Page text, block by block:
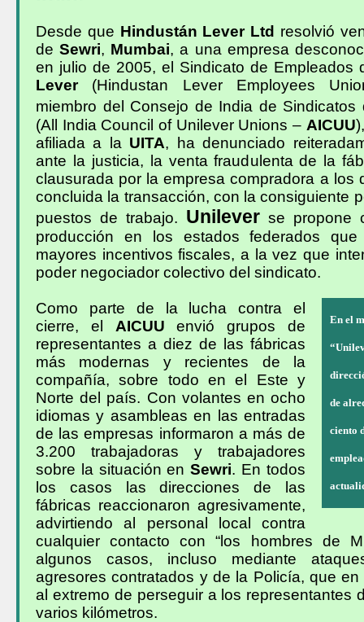
Desde que Hindustán Lever Ltd resolvió
deSewri, Mumbai, a una empresa
en julio de 2005, el Sindicato de Empleados
Lever(Hindustan Lever Employees
miembro del Consejo de India de
(All India Council of Unilever Unions – AICUU
afiliada a la UITA, ha denunciado
ante la justicia, la venta fraudulenta de la
clausurada por la empresa compradora a los
concluida la transacción, con la consiguiente
puestos de trabajo. Unilever se propone
producción en los estados federados
mayores incentivos fiscales, a la vez que
poder negociador colectivo del sindicato.
En el
de
ciento
Como parte de la lucha contra el
cierre, el AICUU envió grupos de
representantes a diez de las fábricas
más modernas y recientes de la
compañía, sobre todo en el Este y
Norte del país. Con volantes en ocho
idiomas y asambleas en las entradas
de las empresas informaron a más de
3.200 trabajadoras y trabajadores
sobre la situación enSewri. En todos
los casos las direcciones de las
fábricas reaccionaron agresivamente,
advirtiendo al personal local contra
cualquier contacto con “los hombres de
algunos casos, incluso mediante
agresores contratados y de la Policía, que
al extremo de perseguir a los representantes
varios kilómetros.